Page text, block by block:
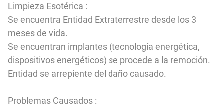
Limpieza Esotérica :
Se encuentra Entidad Extraterrestre desde los 3
meses de vida.
Se encuentran implantes (tecnología energética,
dispositivos energéticos) se procede a la remoción.
Entidad se arrepiente del daño causado.
Problemas Causados :